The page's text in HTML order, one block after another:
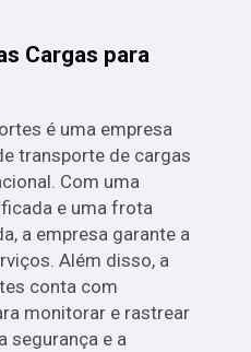
Cargas para
é uma empresa
transporte de cargas
Com uma
e uma frota
a empresa garante a
Além disso, a
conta com
monitorar e rastrear
segurança e a